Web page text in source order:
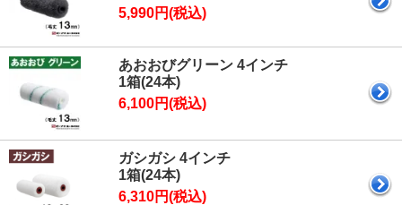
5,990円(税込)
あおおびグリーン 4インチ
1箱(24本)
6,100円(税込)
ガシガシ 4インチ
1箱(24本)
6,310円(税込)